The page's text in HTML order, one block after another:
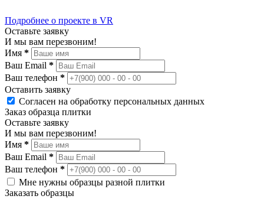
Подробнее о проекте в VR
Оставьте заявку
И мы вам перезвоним!
Имя *
Ваш Email *
Ваш телефон *
Оставить заявку
Согласен на обработку персональных данных
Заказ образца плитки
Оставьте заявку
И мы вам перезвоним!
Имя *
Ваш Email *
Ваш телефон *
Мне нужны образцы разной плитки
Заказать образцы